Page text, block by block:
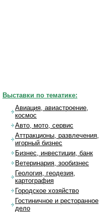
Выставки по тематике:
Авиация, авиастроение,
космос
Авто, мото, сервис
Аттракционы, развлечения,
игорный бизнес
Бизнес, инвестиции, банк
Ветеринария, зообизнес
Геология, геодезия,
картография
Городское хозяйство
Гостиничное и ресторанное
дело